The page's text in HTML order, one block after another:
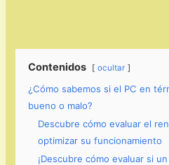
Contenidos ocultar
¿Cómo sabemos si el PC en
bueno o malo?
Descubre cómo evaluar el
optimizar su funcionamiento
¡Descubre cómo evaluar si